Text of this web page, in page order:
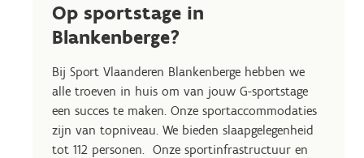
Op sportstage in
Blankenberge?
Bij Sport Vlaanderen Blankenberge hebben we
alle troeven in huis om van jouw G-sportstage
een succes te maken. Onze sportaccommodaties
zijn van topniveau. We bieden slaapgelegenheid
tot 112 personen. Onze sportinfrastructuur en